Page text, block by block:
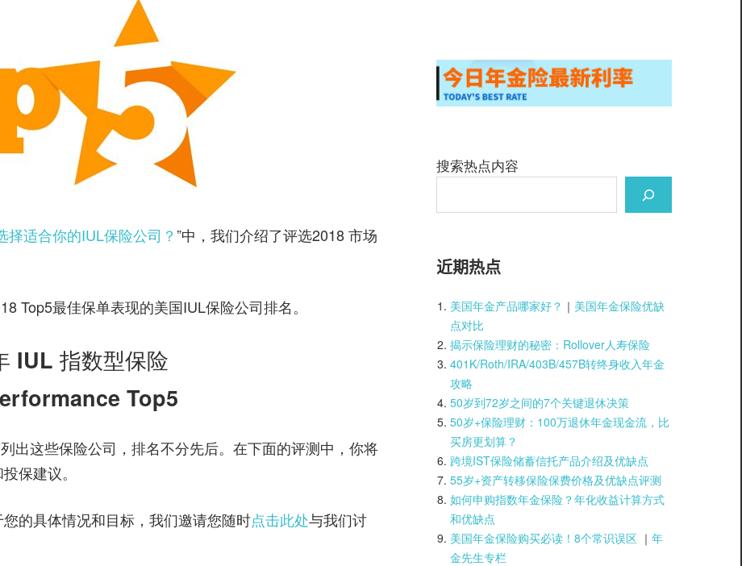
适合你的IUL保险公司？”中，我们介绍了评选2018 市场
Top5最佳保单表现的美国IUL保险公司排名。
IUL 指数型保险
Top5
出这些保险公司，排名不分先后。在下面的评测中，你将
保建议。
的具体情况和目标，我们邀请您随时点击此处与我们讨
搜索热点内容
近期热点
美国年金产品哪家好？ ｜ 美国年金保险优缺
点对比
揭示保险理财的秘密：Rollover人寿保险
401K/Roth/IRA/403B/457B转终身收入年金
攻略
50岁到72岁之间的7个关键退休决策
50岁+保险理财：100万退休年金现金流，比
买房更划算？
跨境IST保险储蓄信托产品介绍及优缺点
55岁+资产转移保险保费价格及优缺点评测
如何申购指数年金保险？年化收益计算方式
和优缺点
美国年金保险购买必读！8个常识误区 ｜ 年
金先生专栏